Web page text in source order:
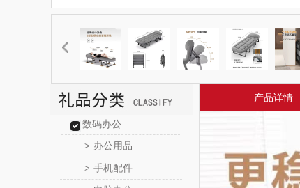
数码办公
> 办公用品
> 手机配件
产品详情